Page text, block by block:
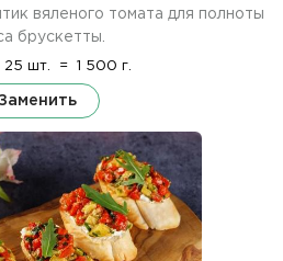
вяленого томата для полноты
брускетты.
25 шт. = 1 500 г.